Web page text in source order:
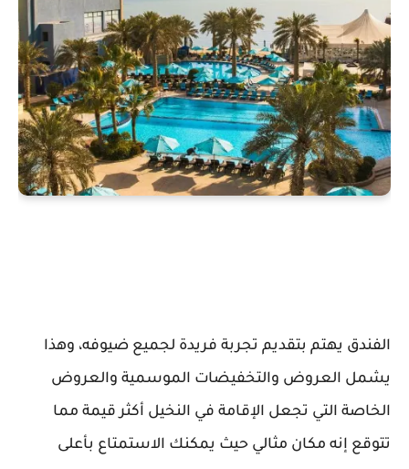
الفندق يهتم بتقديم تجربة فريدة لجميع ضيوفه، وهذا
يشمل العروض والتخفيضات الموسمية والعروض
الخاصة التي تجعل الإقامة في النخيل أكثر قيمة مما
تتوقع إنه مكان مثالي حيث يمكنك الاستمتاع بأعلى